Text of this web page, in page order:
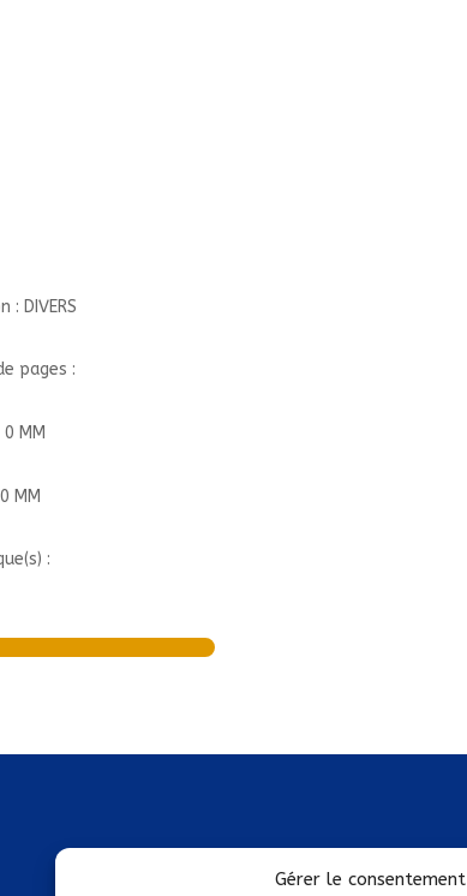
Gérer le consentement
: DIVERS
pages :
MM
MM
: